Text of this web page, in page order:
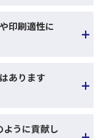
印刷適性に
+
あります
+
うに貢献し